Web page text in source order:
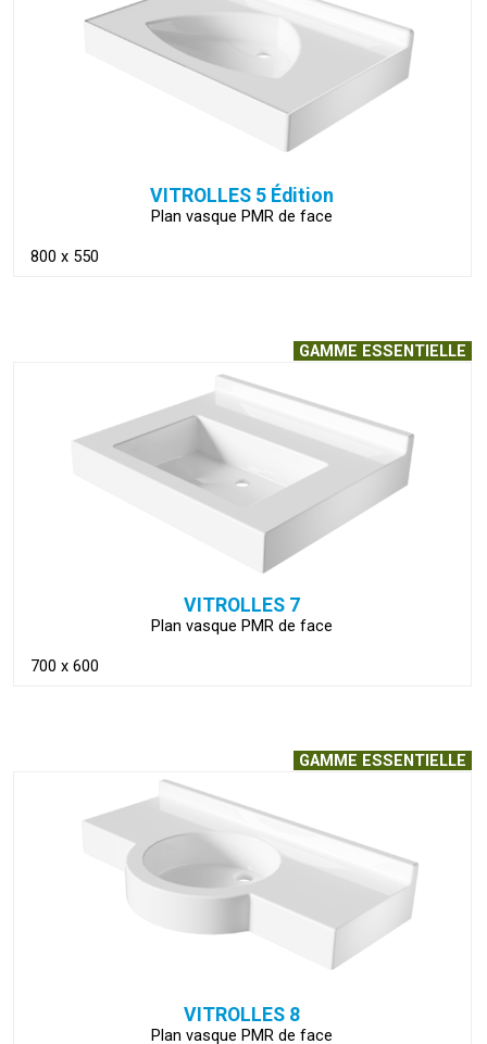
VOIR LA FICHE
VITROLLES 5 Édition
Plan vasque PMR de face
800 x 550
VOIR LA FICHE
GAMME ESSENTIELLE
VITROLLES 7
Plan vasque PMR de face
700 x 600
VOIR LA FICHE
GAMME ESSENTIELLE
VITROLLES 8
Plan vasque PMR de face